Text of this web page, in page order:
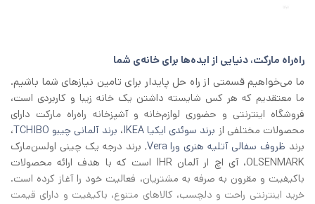
راه‌راه مارکت، دنیایی از ایده‌ها برای خانه‌ی شما
ما می‌خواهیم قسمتی از راه حل پایدار برای تامین نیازهای شما باشیم.
ما معتقدیم که هر کس شایسته داشتن یک خانه زیبا و کاربردی است،
فروشگاه اینترنتی و حضوری لوازم‌خانه و آشپزخانه راه‌راه مارکت دارای
محصولات مختلفی از برند سوئدی ایکیا IKEA ، برند آلمانی چیبو TCHIBO
،
برند ظروف سفالی آتلیه هنری ورا Vera
, برند درجه یک چینی اولسن‌مارک
OLSENMARK، آی اچ‌ ار آلمان IHR است که با هدف ارائه محصولات
باکیفیت و مقرون به صرفه به مشتریان، فعالیت خود را آغاز کرده است.
خرید اینترنتی راحت و دلچسب، کالاهای متنوع، باکیفیت و دارای قیمت